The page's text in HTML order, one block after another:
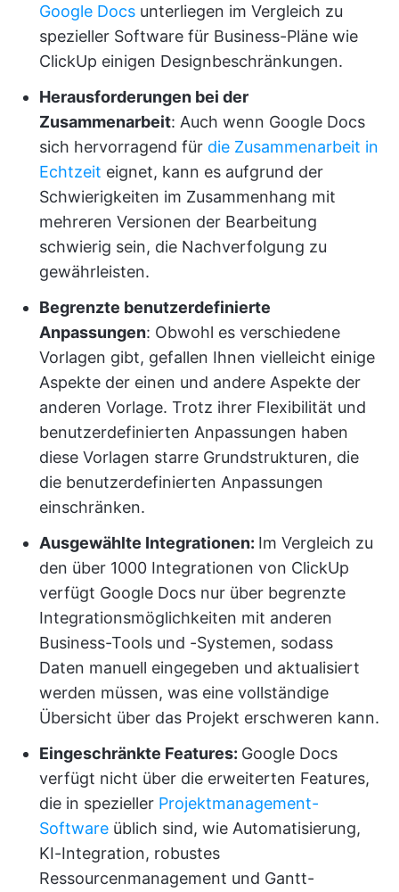
Google Docs unterliegen im Vergleich zu
spezieller Software für Business-Pläne wie
ClickUp einigen Designbeschränkungen.
Herausforderungen bei der
Zusammenarbeit: Auch wenn Google Docs
sich hervorragend für die Zusammenarbeit in
Echtzeit eignet, kann es aufgrund der
Schwierigkeiten im Zusammenhang mit
mehreren Versionen der Bearbeitung
schwierig sein, die Nachverfolgung zu
gewährleisten.
Begrenzte benutzerdefinierte
Anpassungen: Obwohl es verschiedene
Vorlagen gibt, gefallen Ihnen vielleicht einige
Aspekte der einen und andere Aspekte der
anderen Vorlage. Trotz ihrer Flexibilität und
benutzerdefinierten Anpassungen haben
diese Vorlagen starre Grundstrukturen, die
die benutzerdefinierten Anpassungen
einschränken.
Ausgewählte Integrationen: Im Vergleich zu
den über 1000 Integrationen von ClickUp
verfügt Google Docs nur über begrenzte
Integrationsmöglichkeiten mit anderen
Business-Tools und -Systemen, sodass
Daten manuell eingegeben und aktualisiert
werden müssen, was eine vollständige
Übersicht über das Projekt erschweren kann.
Eingeschränkte Features: Google Docs
verfügt nicht über die erweiterten Features,
die in spezieller Projektmanagement-
Software üblich sind, wie Automatisierung,
KI-Integration, robustes
Ressourcenmanagement und Gantt-